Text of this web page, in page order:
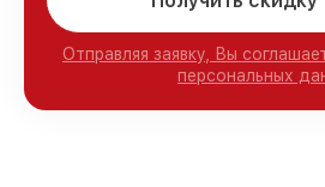
Отправляя заявку, Вы
персональных